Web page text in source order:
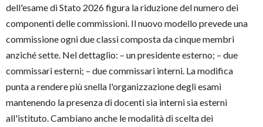
dell'esame di Stato 2026 figura la riduzione del numero dei
componenti delle commissioni. Il nuovo modello prevede una
commissione ogni due classi composta da cinque membri
anziché sette. Nel dettaglio: – un presidente esterno; – due
commissari esterni; – due commissari interni. La modifica
punta a rendere più snella l'organizzazione degli esami
mantenendo la presenza di docenti sia interni sia esterni
all'istituto. Cambiano anche le modalità di scelta dei